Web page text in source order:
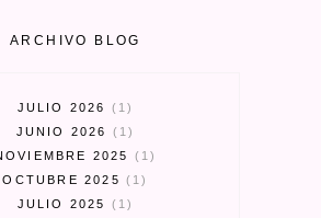
ARCHIVO BLOG
JULIO 2026
1
JUNIO 2026
1
2025
1
OCTUBRE 2025
1
JULIO 2025
1